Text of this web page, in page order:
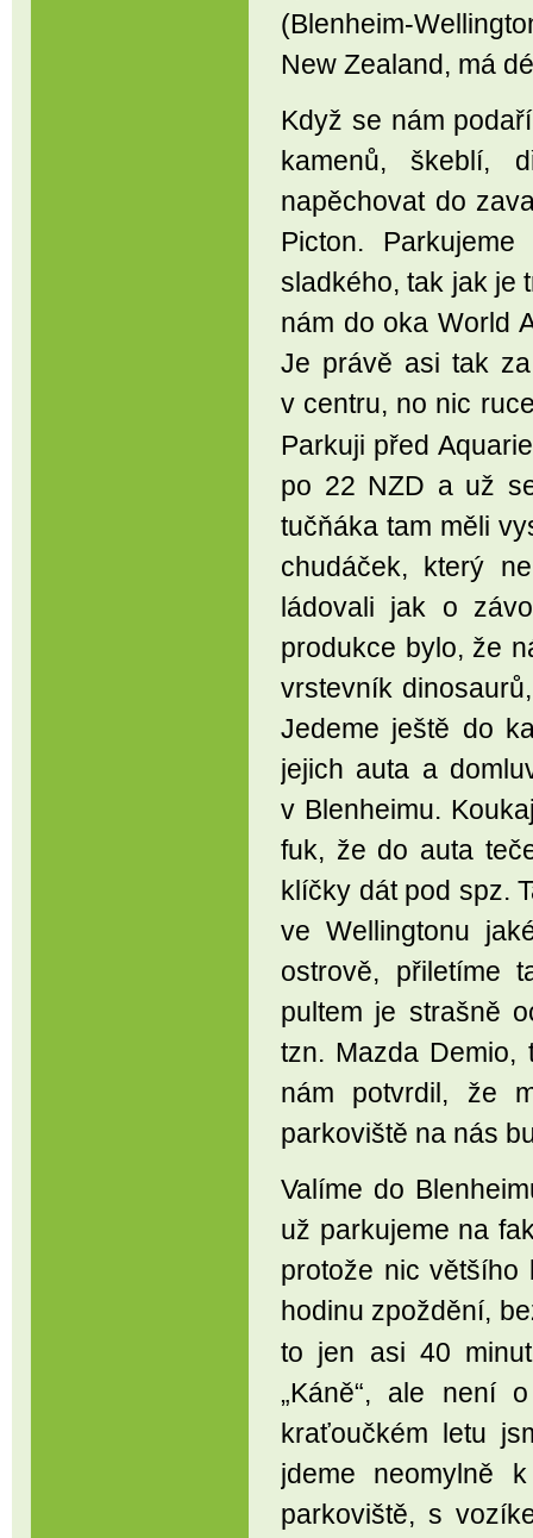
(Blenheim-
New Zealand, má
Když se nám
kamenů, škeblí,
napěchovat do
Picton.
sladkého, tak jak je
nám do oka World
Je právě asi tak
v centru, no nic
Parkuji před
po 22 NZD a už
tučňáka tam měli
chudáček, který
ládovali jak o
produkce bylo, že
vrstevník
Jedeme ještě do
jejich auta a
v Blenheimu.
fuk, že do auta
klíčky dát pod spz.
ve Wellingtonu
ostrově, přiletíme
pultem je strašně
tzn. Mazda Demio,
nám potvrdil, že
parkoviště na nás
Valíme do
už parkujeme na
protože nic
hodinu zpoždění,
to jen asi 40
„Káně“, ale není
kraťoučkém letu
jdeme neomylně
parkoviště, s